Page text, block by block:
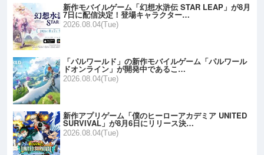
新作モバイルゲーム「幻想水滸伝 STAR LEAP」が8月
7日に配信決定！登場キャラクター…
2026.08.04(Tue)
「パルワールド」の新作モバイルゲーム「パルワール
ドオンライン」が開発中であるこ…
2026.08.04(Tue)
新作アプリゲーム「僕のヒーローアカデミア UNITED
SURVIVAL」が8月6日にリリース決…
2026.08.04(Tue)